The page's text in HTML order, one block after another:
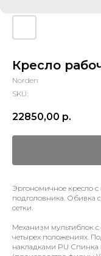
Кресло
Norden
SKU:
22850,00 р.
Эргономичное кресло
подголовника. Обивка
сетки.
Механизм мультиблок
четырех положениях.
накладками PU Спинка